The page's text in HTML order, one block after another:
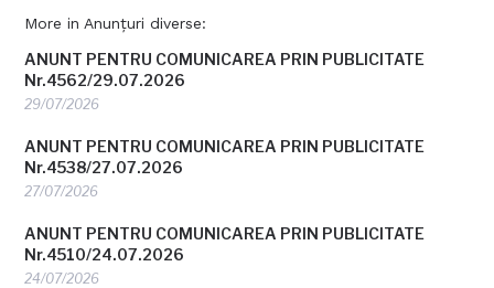
More in Anunțuri diverse:
ANUNT PENTRU COMUNICAREA PRIN PUBLICITATE
Nr.4562/29.07.2026
29/07/2026
ANUNT PENTRU COMUNICAREA PRIN PUBLICITATE
Nr.4538/27.07.2026
27/07/2026
ANUNT PENTRU COMUNICAREA PRIN PUBLICITATE
Nr.4510/24.07.2026
24/07/2026